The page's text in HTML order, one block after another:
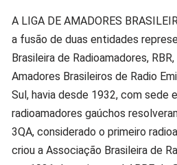
A LIGA DE AMADORES
a fusão de duas entidades
Brasileira de Radioamadores,
Amadores Brasileiros de Radio
Sul, havia desde 1932, com sede
radioamadores gaúchos
3QA, considerado o primeiro
criou a Associação Brasileira de